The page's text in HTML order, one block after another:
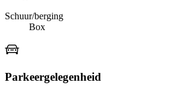
Schuur/berging
Box
Parkeergelegenheid